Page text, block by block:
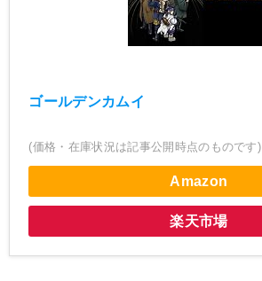
ゴールデンカムイ
(価格・在庫状況は記事公開時点のものです)
Amazon
楽天市場